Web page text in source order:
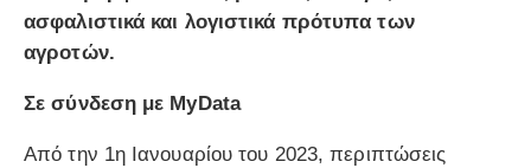
ασφαλιστικά και λογιστικά πρότυπα των
αγροτών.
Σε σύνδεση με MyData
Από την 1η Ιανουαρίου του 2023, περιπτώσεις